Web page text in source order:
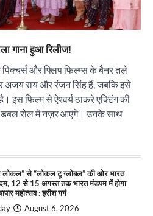
गाना हुआ रिलीज!
और फ्लिप फिल्म्स के बैनर तले
अजय राय और रंजन सिंह हैं, जबकि इसे
इस फिल्म से ऐश्वर्य ठाकरे एक्टिंग की
डबल रोल में नज़र आएंगे। उनके साथ
के उच्च अधिकारियों से की मुलाकात
August 6, 2026
‘टेबल एजेंडा घोटाला’ भाजपा के
और लोकतंत्र की हत्या का सबसे बड़ा
लक्की
August 6, 2026
थियेटर द्वारा 9 अगस्त को होगा ‘वर्षा ऋतु
2026’ का आयोजन
लोकल” से “लोकल टू ग्लोबल” की ओर भारत
12 से 15 अगस्त तक भारत मंडपम में होगा
महोत्सव : हरीश गर्ग
August 6, 2026
ने ‘तिरंगा यात्रा 2025’ का हरियाणा से
August 13, 2025